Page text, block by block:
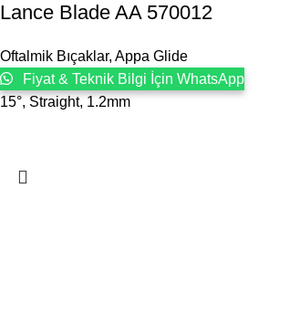
Lance Blade AA 570012
Oftalmik Bıçaklar, Appa Glide
Fiyat & Teknik Bilgi İçin WhatsApp
15°, Straight, 1.2mm